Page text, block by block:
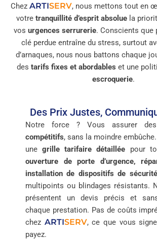
Chez ARTISERV, nous mettons tout en
votre tranquillité d’esprit absolue la
vos urgences serrurerie. Conscients que
clé perdue entraîne du stress, surtout
d’arnaques, nous nous battons chaque
des tarifs fixes et abordables et une
escroquerie.
Des Prix Justes,
Notre force ? Vous assurer
compétitifs, sans la moindre
unegrille tarifaire détaillée pour
ouverture de porte d’urgence,
installation de dispositifs de sécurité
multipoints ou blindages résistants.
présentent un devis précis et
chaque prestation. Pas de coûts
chez ARTISERV, ce que vous
payez.